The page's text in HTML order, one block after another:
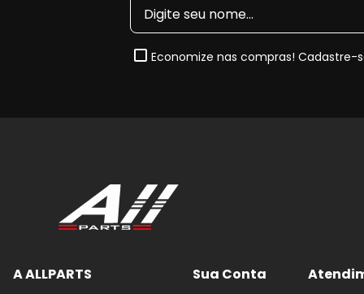
Economize nas compras! Cadastre-
A ALLPARTS
Sua Conta